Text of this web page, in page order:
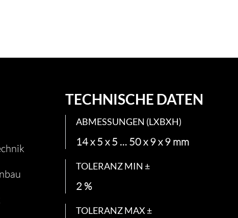
TECHNISCHE DATEN
ABMESSUNGEN (LXBXH)
14 x 5 x 5 … 50 x 9 x 9 mm
TOLERANZ MIN ±
2 %
TOLERANZ MAX ±